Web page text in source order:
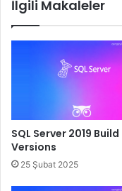
İlgili Makaleler
SQL Server 2019 Build
Versions
25 Şubat 2025